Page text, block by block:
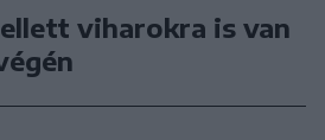
viharokra is van